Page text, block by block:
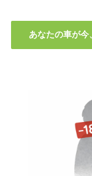
あなたの車が今